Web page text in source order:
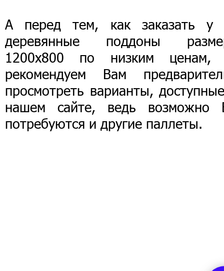
А перед тем, как заказать у
деревянные поддоны
1200х800 по низким
рекомендуем Вам
просмотреть варианты,
нашем сайте, ведь возможно
потребуются и другие паллеты.